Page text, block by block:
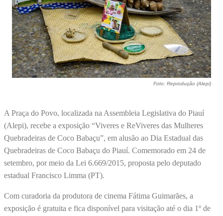
Foto: Reprodução (Alepi)
A Praça do Povo, localizada na Assembleia Legislativa do Piauí
(Alepi), recebe a exposição “Viveres e ReViveres das Mulheres
Quebradeiras de Coco Babaçu”, em alusão ao Dia Estadual das
Quebradeiras de Coco Babaçu do Piauí. Comemorado em 24 de
setembro, por meio da Lei 6.669/2015, proposta pelo deputado
estadual Francisco Limma (PT).
Com curadoria da produtora de cinema Fátima Guimarães, a
exposição é gratuita e fica disponível para visitação até o dia 1º de